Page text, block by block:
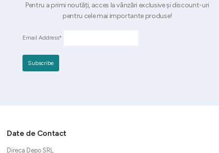
Pentru a primi noutăți, acces la vânzări exclusive și discount-uri
pentru cele mai importante produse!
Email Address*
Date de Contact
Direca Depo SRL